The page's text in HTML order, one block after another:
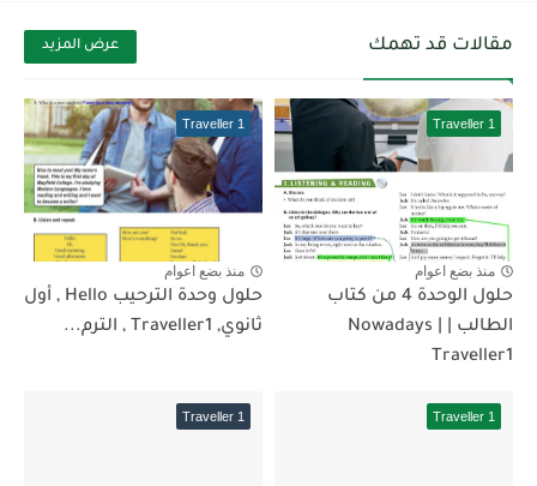
مقالات قد تهمك عرض المزيد
Traveller 1
منذ بضع اعوام
حلول الوحدة 4 من كتاب
الطالب | Nowadays |
Traveller1
Traveller 1
منذ بضع اعوام
حلول وحدة الترحيب Hello , أول
ثانوي, Traveller1 , الترم...
Traveller 1
Traveller 1